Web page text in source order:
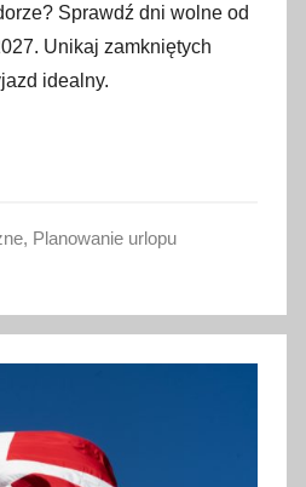
Sprawdź dni wolne od
Unikaj zamkniętych
idealny.
, Planowanie urlopu